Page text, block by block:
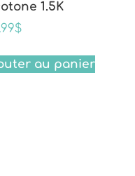
1.5K
$
au panier